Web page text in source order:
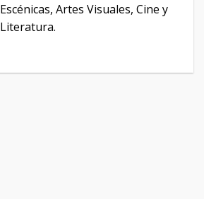
Escénicas, Artes Visuales, Cine y
Literatura.